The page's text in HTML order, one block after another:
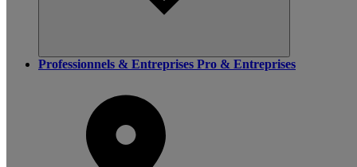
Professionnels & Entreprises Pro & Entreprises